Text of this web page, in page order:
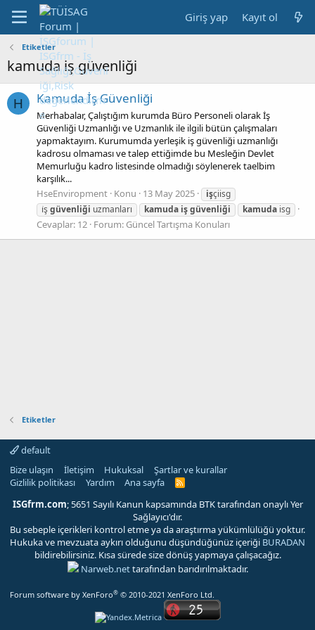
Giriş yap Kayıt ol
Etiketler
kamuda iş güvenliği
H Kamuda İş Güvenliği
Merhabalar, Çalıştığım kurumda Büro Personeli olarak İş
Güvenliği Uzmanlığı ve Uzmanlık ile ilgili bütün çalışmaları
yapmaktayım. Kurumumda yerleşik iş güvenliği uzmanlığı
kadrosu olmaması ve talep ettiğimde bu Mesleğin Devlet
Memurluğu kadro listesinde olmadığı söylenerek taelbim
karşılık...
HseEnviropment Konu 13 May 2025 işçiisg
i̇ş güvenliği uzmanları kamuda işgüvenliği kamuda isg
Cevaplar: 12 Forum: Güncel Tartışma Konuları
Etiketler
default
Bize ulaşın
İletişim Hukuksal
Şartlar ve kurallar
Gizlilik politikası
Yardım Ana sayfa
R
S
ISGfrm.com; 5651 Sayılı Kanun kapsamında BTK tarafından onaylı Yer
Sağlayıcı'dır.
Bu sebeple içerikleri kontrol etme ya da araştırma yükümlülüğü yoktur.
Hukuka ve mevzuata aykırı olduğunu düşündüğünüz içeriği BURADAN
bildirebilirsiniz. Kısa sürede size dönüş yapmaya çalışacağız.
Narweb.nettarafından barıdırılmaktadır.
Forum software by XenForo® © 2010-2021 XenForo Ltd.